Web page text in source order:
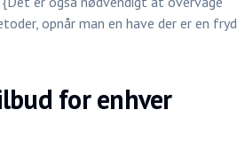
opnår man en have der er en fryd
for enhver